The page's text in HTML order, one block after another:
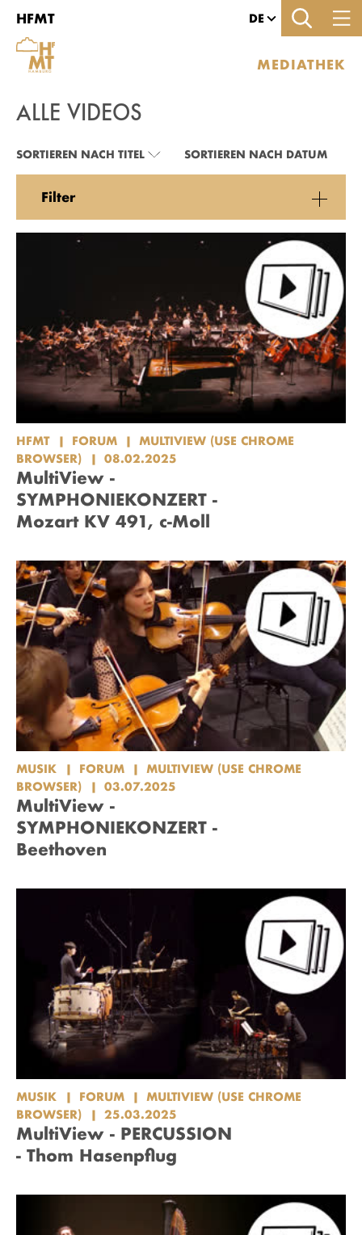
Zu den Filtern
Zur Metanavigation
Zur Hauptnavigation
Zur Suche
Zum Inhalt
Zum Seitenfuss
HFMT DE
MEDIATHEK
ALLE VIDEOS
ALLE VIDEOS
SORTIEREN NACH TITEL SORTIEREN NACH DATUM
Filter
HFMT FORUM
MULTIVIEW (USE CHROME
BROWSER)
08.02.2025
MultiView -
SYMPHONIEKONZERT -
Mozart KV 491, c-Moll
MUSIK FORUM
MULTIVIEW (USE CHROME
BROWSER)
03.07.2025
MultiView -
SYMPHONIEKONZERT -
Beethoven
MUSIK FORUM
MULTIVIEW (USE CHROME
BROWSER)
25.03.2025
MultiView - PERCUSSION
- Thom Hasenpflug